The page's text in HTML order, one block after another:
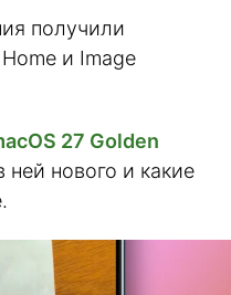
получили
и Image
27 Golden
нового и какие